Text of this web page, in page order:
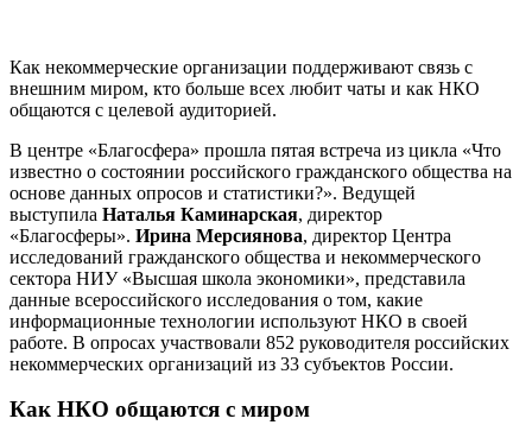
Как некоммерческие организации поддерживают связь с
внешним миром, кто больше всех любит чаты и как НКО
общаются с целевой аудиторией.
В центре «Благосфера» прошла пятая встреча из цикла «Что
известно о состоянии российского гражданского общества на
основе данных опросов и статистики?». Ведущей
выступила Наталья Каминарская, директор
«Благосферы». Ирина Мерсиянова, директор Центра
исследований гражданского общества и некоммерческого
сектора НИУ «Высшая школа экономики», представила
данные всероссийского исследования о том, какие
информационные технологии используют НКО в своей
работе. В опросах участвовали 852 руководителя российских
некоммерческих организаций из 33 субъектов России.
Как НКО общаются с миром